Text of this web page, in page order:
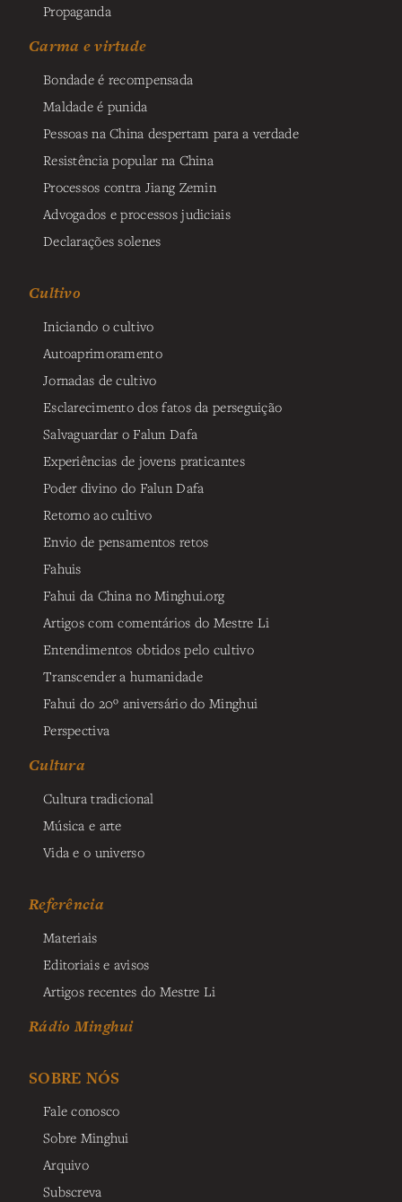
Propaganda
Carma e virtude
Bondade é recompensada
Maldade é punida
Pessoas na China despertam para a verdade
Resistência popular na China
Processos contra Jiang Zemin
Advogados e processos judiciais
Declarações solenes
Cultivo
Iniciando o cultivo
Autoaprimoramento
Jornadas de cultivo
Esclarecimento dos fatos da perseguição
Salvaguardar o Falun Dafa
Experiências de jovens praticantes
Poder divino do Falun Dafa
Retorno ao cultivo
Envio de pensamentos retos
Fahuis
Fahui da China no Minghui.org
Artigos com comentários do Mestre Li
Entendimentos obtidos pelo cultivo
Transcender a humanidade
Fahui do 20º aniversário do Minghui
Perspectiva
Cultura
Cultura tradicional
Música e arte
Vida e o universo
Referência
Materiais
Editoriais e avisos
Artigos recentes do Mestre Li
Rádio Minghui
SOBRE NÓS
Fale conosco
Sobre Minghui
Arquivo
Subscreva